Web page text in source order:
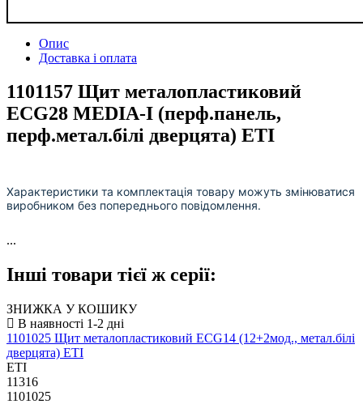
Опис
Доставка і оплата
1101157 Щит металопластиковий
ECG28 MEDIA-I (перф.панель,
перф.метал.білі дверцята) ETI
Характеристики та комплектація товару можуть змінюватися
виробником без попереднього повідомлення.
...
Інші товари тієї ж серії:
ЗНИЖКА У КОШИКУ
1101025 Щит металопластиковий ECG14 (12+2мод., метал.білі
дверцята) ETI
ETI
11316
1101025